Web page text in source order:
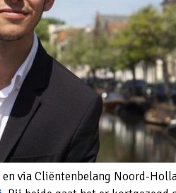
en via Cliëntenbelang Noord-